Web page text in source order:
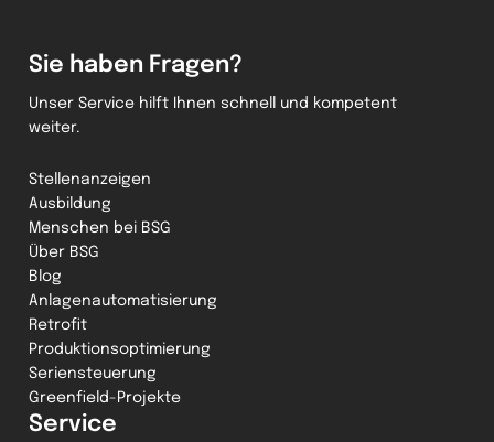
Sie haben Fragen?
Unser Service hilft Ihnen schnell und kompetent
weiter.
Stellenanzeigen
Ausbildung
Menschen bei BSG
Über BSG
Blog
Anlagenautomatisierung
Retrofit
Produktionsoptimierung
Seriensteuerung
Greenfield-Projekte
Service